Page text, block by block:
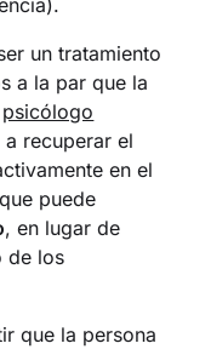
un tratamiento
a la par que la
psicólogo
recuperar el
en el
puede
, en lugar de
de los
que la persona